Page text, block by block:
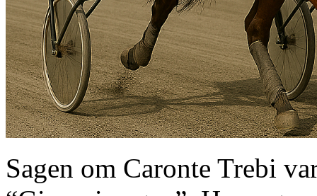
Sagen om Caronte Trebi